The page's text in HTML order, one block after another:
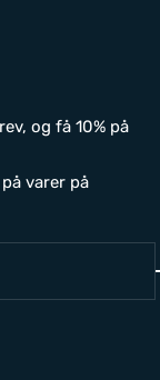
og få 10% på
varer på